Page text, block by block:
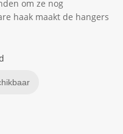
om ze nog
haak maakt de hangers